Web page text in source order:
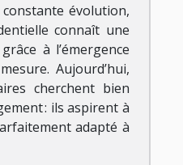
évolution,
connaît une
à l’émergence
Aujourd’hui,
cherchent bien
: ils aspirent à
adapté à